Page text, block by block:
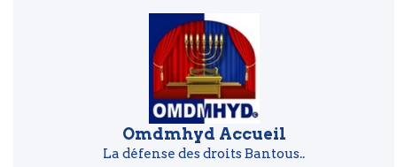
Omdmhyd Accueil
La défense des droits Bantous..